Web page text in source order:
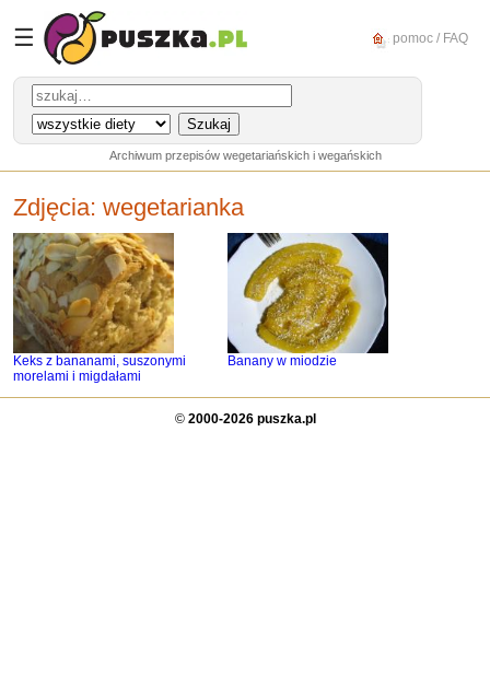
☰ pomoc / FAQ
Archiwum przepisów wegetariańskich i wegańskich
Zdjęcia: wegetarianka
Keks z bananami, suszonymi
morelami i migdałami
Banany w miodzie
© 2000-2026 puszka.pl